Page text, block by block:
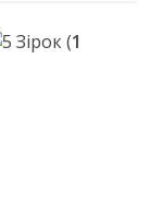
(1